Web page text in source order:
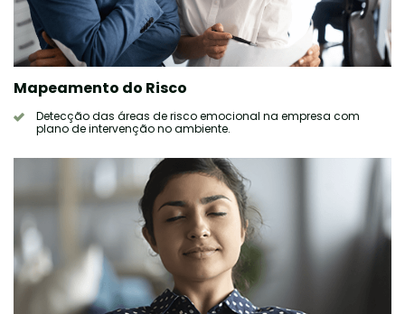
Mapeamento do Risco
Detecção das áreas de risco emocional na empresa com
plano de intervenção no ambiente.